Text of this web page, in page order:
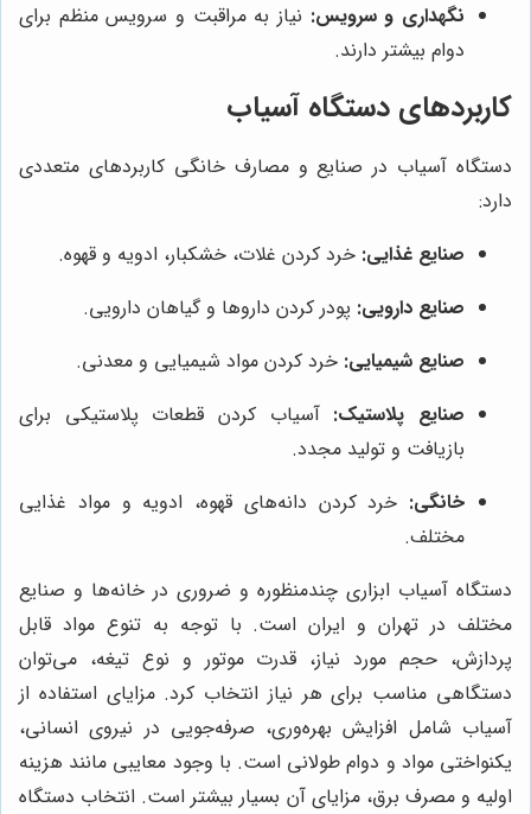
نگهداری و سرویس: نیاز به مراقبت و سرویس منظم برای
دوام بیشتر دارند.
کاربردهای دستگاه آسیاب
دستگاه آسیاب در صنایع و مصارف خانگی کاربردهای متعددی
دارد:
صنایع غذایی: خرد کردن غلات، خشکبار، ادویه و قهوه.
صنایع دارویی: پودر کردن داروها و گیاهان دارویی.
صنایع شیمیایی: خرد کردن مواد شیمیایی و معدنی.
صنایع پلاستیک: آسیاب کردن قطعات پلاستیکی برای
بازیافت و تولید مجدد.
خانگی: خرد کردن دانه‌های قهوه، ادویه و مواد غذایی
مختلف.
دستگاه آسیاب ابزاری چندمنظوره و ضروری در خانه‌ها و صنایع
مختلف در تهران و ایران است. با توجه به تنوع مواد قابل
پردازش، حجم مورد نیاز، قدرت موتور و نوع تیغه، می‌توان
دستگاهی مناسب برای هر نیاز انتخاب کرد. مزایای استفاده از
آسیاب شامل افزایش بهره‌وری، صرفه‌جویی در نیروی انسانی،
یکنواختی مواد و دوام طولانی است. با وجود معایبی مانند هزینه
اولیه و مصرف برق، مزایای آن بسیار بیشتر است. انتخاب دستگاه